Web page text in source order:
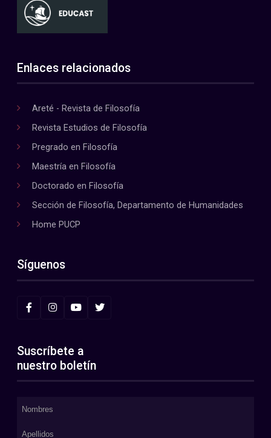
Enlaces relacionados
Areté - Revista de Filosofía
Revista Estudios de Filosofía
Pregrado en Filosofía
Maestría en Filosofía
Doctorado en Filosofía
Sección de Filosofía, Departamento de Humanidades
Home PUCP
Síguenos
Suscríbete a
nuestro boletín